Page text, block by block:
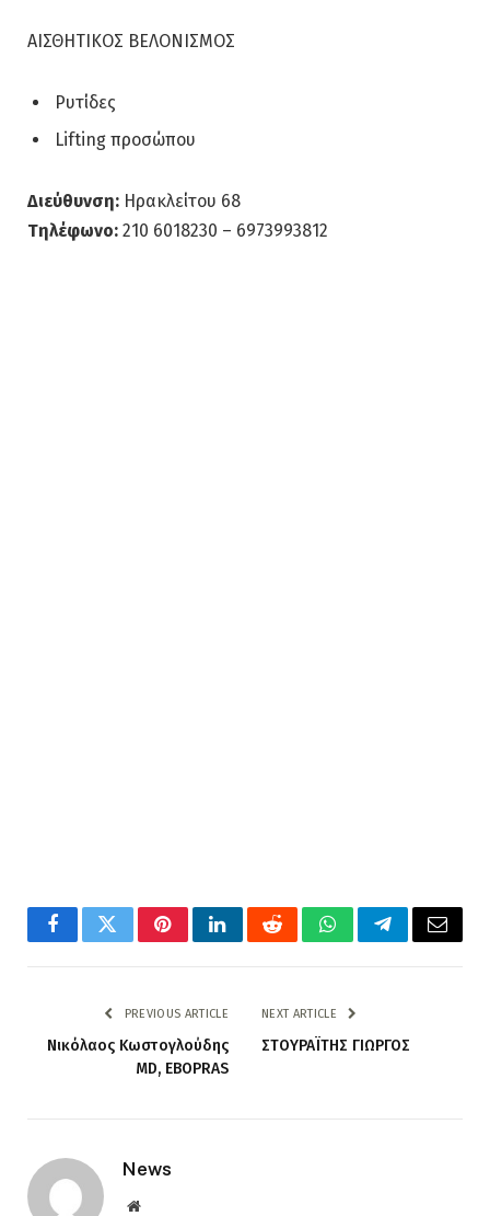
ΑΙΣΘΗΤΙΚΟΣ ΒΕΛΟΝΙΣΜΟΣ
Ρυτίδες
Lifting προσώπου
Διεύθυνση: Ηρακλείτου 68
Τηλέφωνο: 210 6018230 – 6973993812
FacebookTwitterPinterestLinkedInRedditWhatsAppTelegramEmail
PREVIOUS ARTICLE
Νικόλαος Κωστογλούδης
MD, EBOPRAS
NEXT ARTICLE
ΣΤΟΥΡΑΪΤΗΣ ΓΙΩΡΓΟΣ
News
Website